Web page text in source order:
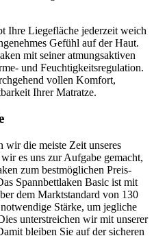
Ihre Liegefläche jederzeit weich
Gefühl auf der Haut.
mit seiner atmungsaktiven
und Feuchtigkeitsregulation.
vollen Komfort,
Ihrer Matratze.
wir die meiste Zeit unseres
es uns zur Aufgabe gemacht,
zum bestmöglichen Preis-
Spannbettlaken Basic ist mit
dem Marktstandard von 130
Stärke, um jegliche
unterstreichen wir mit unserer
bleiben Sie auf der sicheren